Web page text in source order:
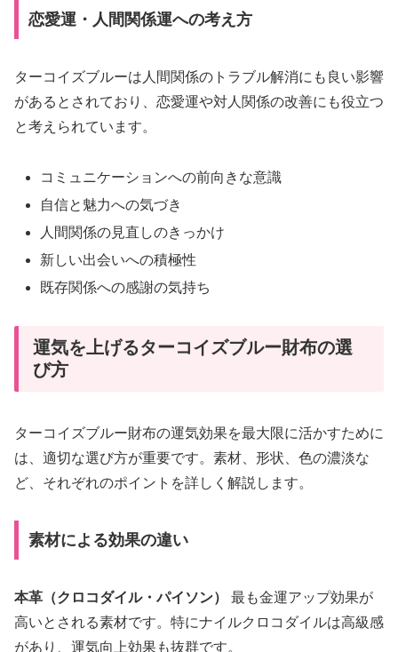
恋愛運・人間関係運への考え方
ターコイズブルーは人間関係のトラブル解消にも良い影響
があるとされており、恋愛運や対人関係の改善にも役立つ
と考えられています。
コミュニケーションへの前向きな意識
自信と魅力への気づき
人間関係の見直しのきっかけ
新しい出会いへの積極性
既存関係への感謝の気持ち
運気を上げるターコイズブルー財布の選
び方
ターコイズブルー財布の運気効果を最大限に活かすために
は、適切な選び方が重要です。素材、形状、色の濃淡な
ど、それぞれのポイントを詳しく解説します。
素材による効果の違い
本革（クロコダイル・パイソン）
最も金運アップ効果が
高いとされる素材です。特にナイルクロコダイルは高級感
があり、運気向上効果も抜群です。